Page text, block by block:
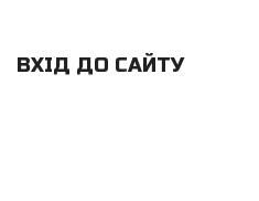
ВХІД ДО САЙТУ